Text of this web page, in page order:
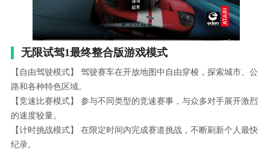
无限试驾1最终整合版游戏模式
【自由驾驶模式】 驾驶赛车在开放地图中自由穿梭，探索城市、公
路和各种特色区域。
【竞速比赛模式】 参与不同类型的竞速赛事，与众多对手展开激烈
的速度较量。
【计时挑战模式】 在限定时间内完成赛道挑战，不断刷新个人最快
纪录。